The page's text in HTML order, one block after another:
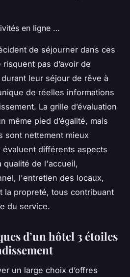
en ligne …
de séjourner dans ces
pas d’avoir de
leur séjour de rêve à
de réelles informations
La grille d’évaluation
même pied d’égalité, mais
sont nettement mieux
différents aspects
qualité de l'accueil,
l'entretien des locaux,
la propreté, tous contribuant
du service.
d’un hôtel 3 étoiles
un large choix d’offres